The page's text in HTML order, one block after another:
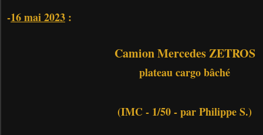
-16 mai 2023 :
Camion Mercedes ZETROS
plateau cargo bâché
(IMC - 1/50 - par Philippe S.)